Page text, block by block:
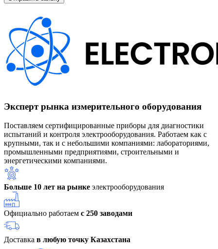
Эксперт рынка измерительного оборудования
Поставляем сертифицированные приборы для диагностики
испытаний и контроля электрооборудования. Работаем как с
крупными, так и с небольшими компаниями: лабораториями,
промышленными предприятиями, строительными и
энергетическими компаниями.
Больше 10 лет на рынке электрооборудования
Официально работаем с 250 заводами
Доставка в любую точку Казахстана